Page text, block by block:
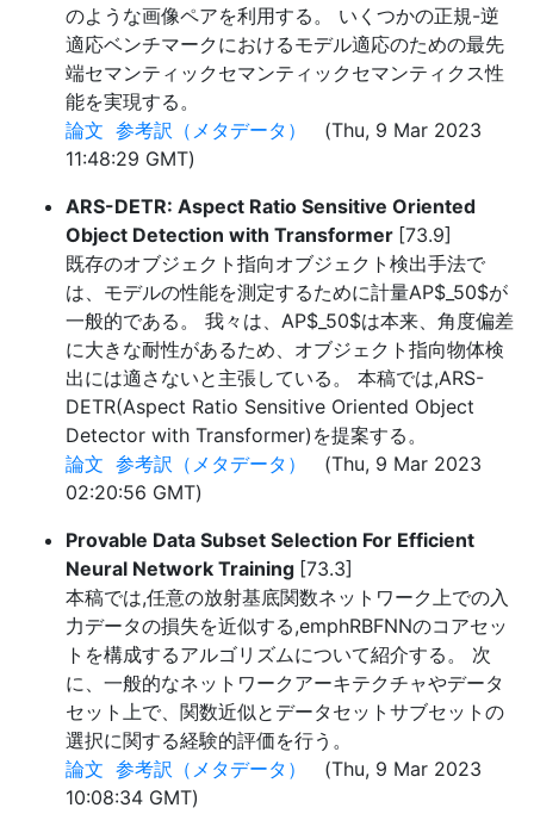
のような画像ペアを利用する。 いくつかの正規-逆
適応ベンチマークにおけるモデル適応のための最先
端セマンティックセマンティックセマンティクス性
能を実現する。
論文 参考訳（メタデータ）
(Thu, 9 Mar 2023
11:48:29 GMT)
ARS-DETR: Aspect Ratio Sensitive Oriented
Object Detection with Transformer [73.9]
既存のオブジェクト指向オブジェクト検出手法で
は、モデルの性能を測定するために計量AP$_50$が
一般的である。 我々は、AP$_50$は本来、角度偏差
に大きな耐性があるため、オブジェクト指向物体検
出には適さないと主張している。 本稿では,ARS-
DETR(Aspect Ratio Sensitive Oriented Object
Detector with Transformer)を提案する。
論文 参考訳（メタデータ）
(Thu, 9 Mar 2023
02:20:56 GMT)
Provable Data Subset Selection For Efficient
Neural Network Training [73.3]
本稿では,任意の放射基底関数ネットワーク上での入
力データの損失を近似する,emphRBFNNのコアセッ
トを構成するアルゴリズムについて紹介する。 次
に、一般的なネットワークアーキテクチャやデータ
セット上で、関数近似とデータセットサブセットの
選択に関する経験的評価を行う。
論文 参考訳（メタデータ）
(Thu, 9 Mar 2023
10:08:34 GMT)